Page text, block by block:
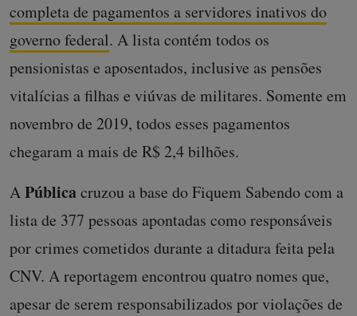
completa de pagamentos a servidores inativos do
governo federal. A lista contém todos os
pensionistas e aposentados, inclusive as pensões
vitalícias a filhas e viúvas de militares. Somente em
novembro de 2019, todos esses pagamentos
chegaram a mais de R$ 2,4 bilhões.
APúblicacruzou a base do Fiquem Sabendo com a
lista de 377 pessoas apontadas como responsáveis
por crimes cometidos durante a ditadura feita pela
CNV. A reportagem encontrou quatro nomes que,
apesar de serem responsabilizados por violações de